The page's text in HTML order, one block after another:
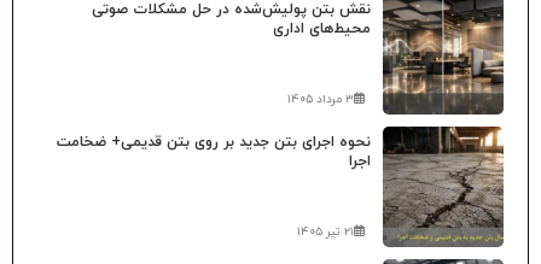
نقش بتن پولیش‌شده در حل مشکلات صوتی
محیط‌های اداری
۳ مرداد ۱۴۰۵
نحوه اجرای بتن جدید بر روی بتن قدیمی+ ضخامت
اجرا
۲۱ تیر ۱۴۰۵